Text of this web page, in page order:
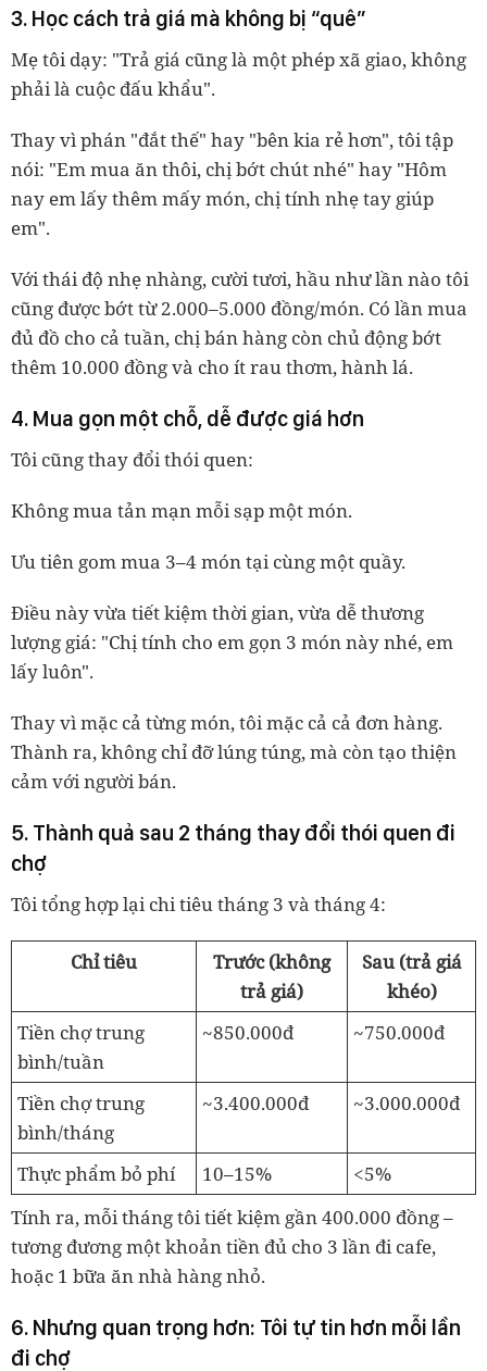
3. Học cách trả giá mà không bị “quê”
Mẹ tôi dạy: "Trả giá cũng là một phép xã giao, không
phải là cuộc đấu khẩu".
Thay vì phán "đắt thế" hay "bên kia rẻ hơn", tôi tập
nói: "Em mua ăn thôi, chị bớt chút nhé" hay "Hôm
nay em lấy thêm mấy món, chị tính nhẹ tay giúp
em".
Với thái độ nhẹ nhàng, cười tươi, hầu như lần nào tôi
cũng được bớt từ 2.000–5.000 đồng/món. Có lần mua
đủ đồ cho cả tuần, chị bán hàng còn chủ động bớt
thêm 10.000 đồng và cho ít rau thơm, hành lá.
4. Mua gọn một chỗ, dễ được giá hơn
Tôi cũng thay đổi thói quen:
Không mua tản mạn mỗi sạp một món.
Ưu tiên gom mua 3–4 món tại cùng một quầy.
Điều này vừa tiết kiệm thời gian, vừa dễ thương
lượng giá: "Chị tính cho em gọn 3 món này nhé, em
lấy luôn".
Thay vì mặc cả từng món, tôi mặc cả cả đơn hàng.
Thành ra, không chỉ đỡ lúng túng, mà còn tạo thiện
cảm với người bán.
5. Thành quả sau 2 tháng thay đổi thói quen đi
chợ
Tôi tổng hợp lại chi tiêu tháng 3 và tháng 4:
Chỉ tiêu
Trước (không
trả giá)
Sau (trả giá
khéo)
Tiền chợ trung
bình/tuần
~850.000đ ~750.000đ
Tiền chợ trung
bình/tháng
~3.400.000đ ~3.000.000đ
Thực phẩm bỏ phí 10–15%
<5%
Tính ra, mỗi tháng tôi tiết kiệm gần 400.000 đồng –
tương đương một khoản tiền đủ cho 3 lần đi cafe,
hoặc 1 bữa ăn nhà hàng nhỏ.
6. Nhưng quan trọng hơn: Tôi tự tin hơn mỗi lần
đi chợ